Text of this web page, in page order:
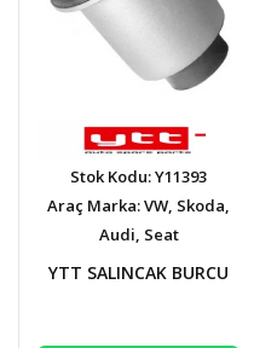
Stok Kodu: Y11393
Araç Marka: VW, Skoda,
Audi, Seat
YTT SALINCAK BURCU